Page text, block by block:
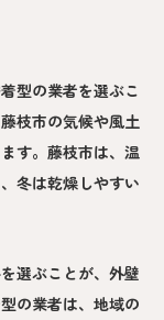
型の業者を選ぶこ
枝市の気候や風土
す。藤枝市は、温
冬は乾燥しやすい
選ぶことが、外壁
の業者は、地域の